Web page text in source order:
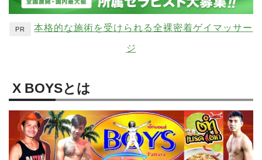
PR 本格的な施術を受けられる全裸密着ゲイマッサー
ジ
X BOYSとは